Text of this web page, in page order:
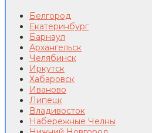
Белгород
Екатеринбург
Барнаул
Архангельск
Челябинск
Иркутск
Хабаровск
Иваново
Липецк
Владивосток
Набережные Челны